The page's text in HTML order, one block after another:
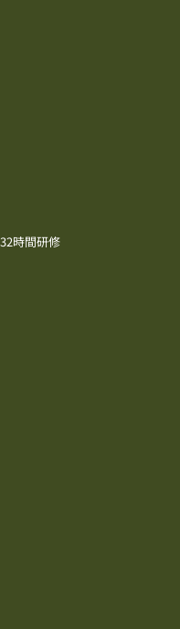
時間研修